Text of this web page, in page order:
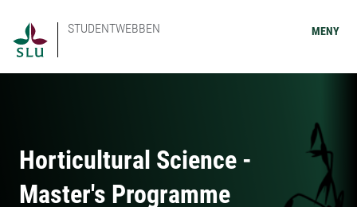
STUDENTWEBBEN MENY
Horticultural Science -
Master's Programme